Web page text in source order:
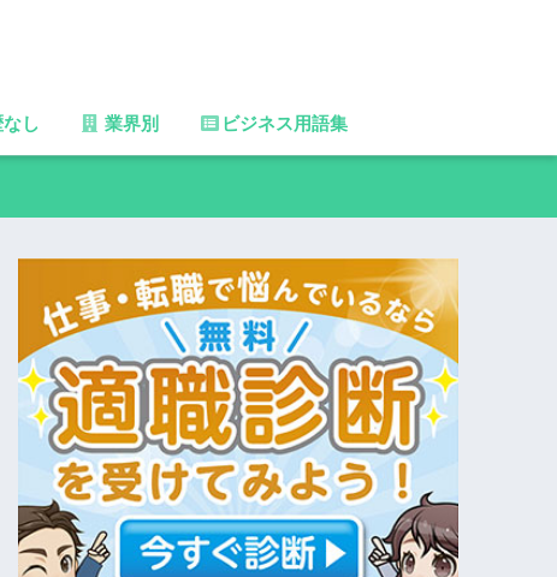
し 業界別 ビジネス用語集